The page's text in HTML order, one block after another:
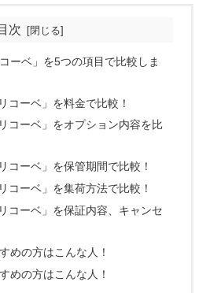
次
ーベ」を5つの項目で比較しま
コーベ」を料金で比較！
コーベ」をオプション内容を比
コーベ」を保管期間で比較！
コーベ」を集荷方法で比較！
コーベ」を保証内容、キャンセ
めの方はこんな人！
めの方はこんな人！